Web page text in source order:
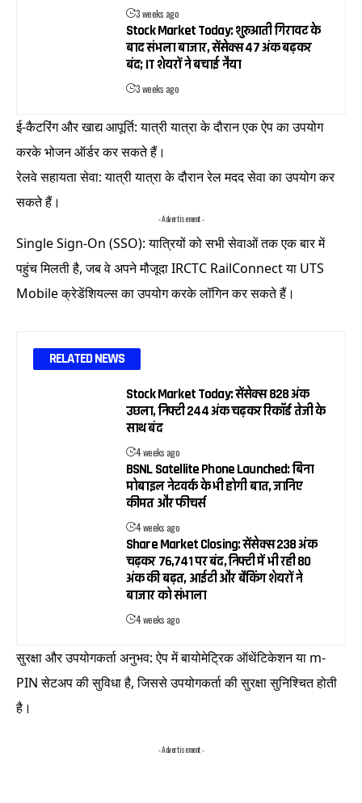
3 weeks ago
Stock Market Today: शुरुआती गिरावट के
बाद संभला बाजार, सेंसेक्स 47 अंक बढ़कर
बंद; IT शेयरों ने बचाई नैया
3 weeks ago
ई-कैटरिंग और खाद्य आपूर्ति: यात्री यात्रा के दौरान एक ऐप का उपयोग
करके भोजन ऑर्डर कर सकते हैं।
रेलवे सहायता सेवा: यात्री यात्रा के दौरान रेल मदद सेवा का उपयोग कर
सकते हैं।
- Advertisement -
Single Sign-On (SSO): यात्रियों को सभी सेवाओं तक एक बार में
पहुंच मिलती है, जब वे अपने मौजूदा IRCTC RailConnect या UTS
Mobile क्रेडेंशियल्स का उपयोग करके लॉगिन कर सकते हैं।
RELATED NEWS
Stock Market Today: सेंसेक्स 828 अंक
उछला, निफ्टी 244 अंक चढ़कर रिकॉर्ड तेजी के
साथ बंद
4 weeks ago
BSNL Satellite Phone Launched: बिना
मोबाइल नेटवर्क के भी होगी बात, जानिए
कीमत और फीचर्स
4 weeks ago
Share Market Closing: सेंसेक्स 238 अंक
चढ़कर 76,741 पर बंद, निफ्टी में भी रही 80
अंक की बढ़त, आईटी और बैंकिंग शेयरों ने
बाजार को संभाला
4 weeks ago
सुरक्षा और उपयोगकर्ता अनुभव: ऐप में बायोमेट्रिक ऑथेंटिकेशन या m-
PIN सेटअप की सुविधा है, जिससे उपयोगकर्ता की सुरक्षा सुनिश्चित होती
है।
- Advertisement -